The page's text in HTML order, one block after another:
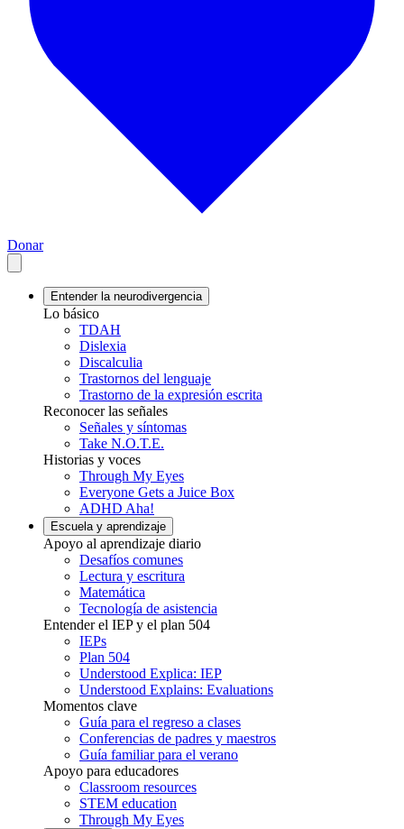
Donar
Entender la neurodivergencia
Lo básico
TDAH
Dislexia
Discalculia
Trastornos del lenguaje
Trastorno de la expresión escrita
Reconocer las señales
Señales y síntomas
Take N.O.T.E.
Historias y voces
Through My Eyes
Everyone Gets a Juice Box
ADHD Aha!
Escuela y aprendizaje
Apoyo al aprendizaje diario
Desafíos comunes
Lectura y escritura
Matemática
Tecnología de asistencia
Entender el IEP y el plan 504
IEPs
Plan 504
Understood Explica: IEP
Understood Explains: Evaluations
Momentos clave
Guía para el regreso a clases
Conferencias de padres y maestros
Guía familiar para el verano
Apoyo para educadores
Classroom resources
STEM education
Through My Eyes